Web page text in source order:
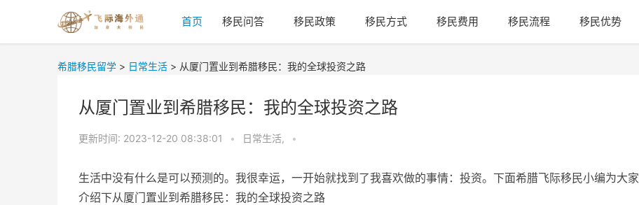
首页 移民问答 移民政策 移民方式 移民费用 移民流程 移民优势
希腊移民留学 > 日常生活 > 从厦门置业到希腊移民：我的全球投资之路
从厦门置业到希腊移民：我的全球投资之路
更新时间: 2023-12-20 08:38:01 • 日常生活, •
生活中没有什么是可以预测的。我很幸运，一开始就找到了我喜欢做的事情：投资。下面希腊飞际移民小编为大家
介绍下从厦门置业到希腊移民：我的全球投资之路